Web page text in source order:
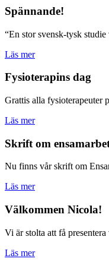
Spännande!
“En stor svensk-tysk
Läs mer
Fysioterapins dag
Grattis alla fysioterapeuter
Läs mer
Skrift om
Nu finns vår skrift om
Läs mer
Välkommen Nicola!
Vi är stolta att få
Läs mer